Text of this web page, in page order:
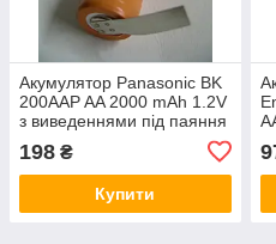
Акумулятор Panasonic BK
200AAP AA 2000 mAh 1.2V
з виведеннями під паяння
198 ₴
Купити